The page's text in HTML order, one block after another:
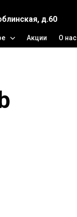
д.60
Акции О нас